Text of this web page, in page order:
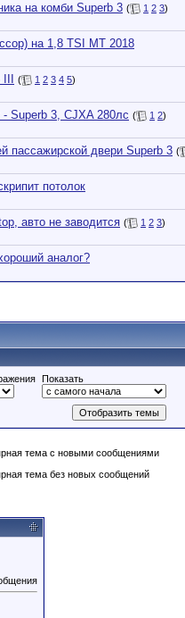
на комби Superb 3 ( 1 2 3)
на 1,8 TSI МТ 2018
( 1 2 3 4 5)
Superb 3, CJXA 280лс ( 1 2)
пассажирской двери Superb 3 (
потолок
авто не заводится ( 1 2 3)
аналог?
Показать
тема с новыми сообщениями
тема без новых сообщений